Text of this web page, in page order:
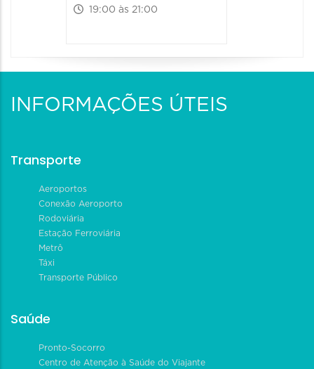
19:00 às 21:00
INFORMAÇÕES ÚTEIS
Transporte
Aeroportos
Conexão Aeroporto
Rodoviária
Estação Ferroviária
Metrô
Táxi
Transporte Público
Saúde
Pronto-Socorro
Centro de Atenção à Saúde do Viajante